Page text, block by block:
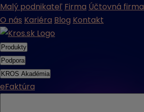
Malý podnikateľ Firma Účtovná firma
O nás Kariéra Blog Kontakt
Produkty
Podpora
KROS Akadémia
eFaktúra